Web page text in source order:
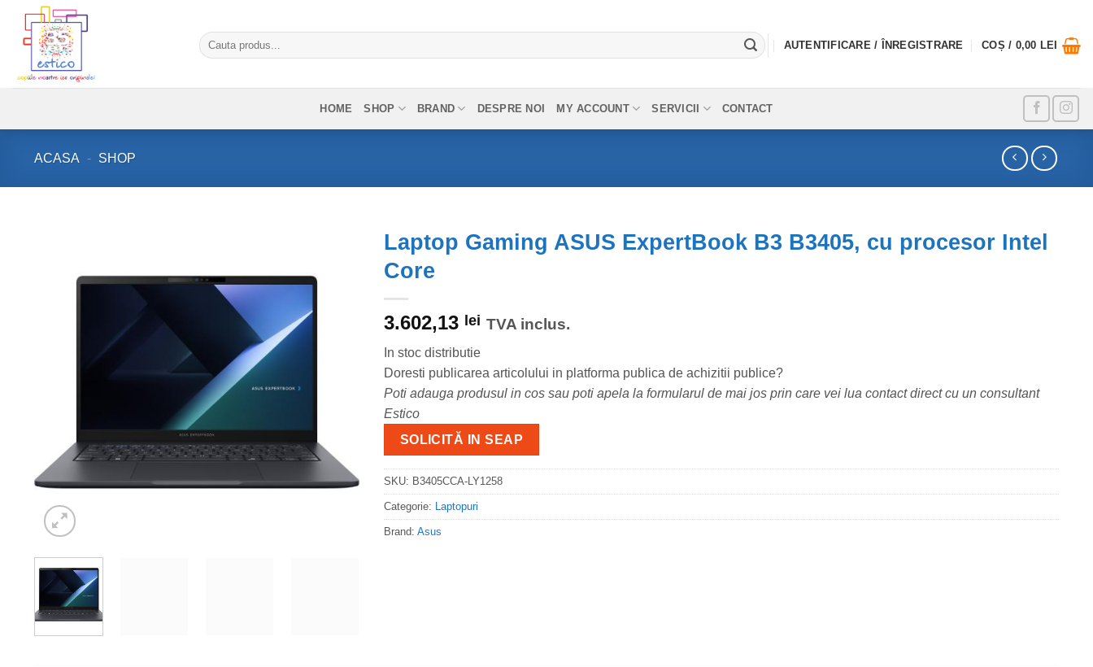
content
Caută
după:
AUTENTIFICARE / ÎNREGISTRARE COȘ / 0,00 LEI
HOME SHOP BRAND DESPRE NOI MY ACCOUNT SERVICII CONTACT
ACASA - SHOP
Laptop Gaming ASUS ExpertBook B3 B3405, cu procesor Intel
Core
3.602,13 lei TVA inclus.
In stoc distributie
Doresti publicarea articolului in platforma publica de achizitii publice?
Poti adauga produsul in cos sau poti apela la formularul de mai jos prin care vei lua contact direct cu un consultant
Estico
SOLICITĂ IN SEAP
SKU: B3405CCA-LY1258
Categorie: Laptopuri
Brand: Asus